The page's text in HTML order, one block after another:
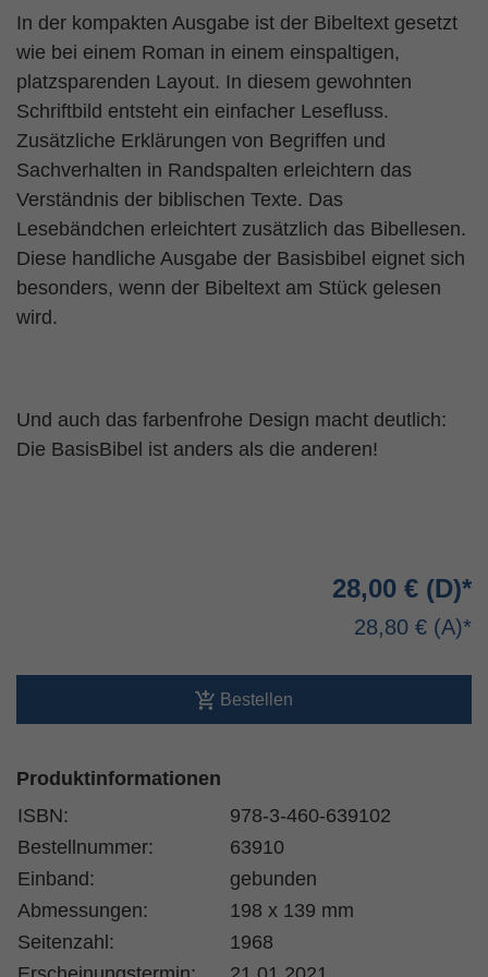
In der kompakten Ausgabe ist der Bibeltext gesetzt
wie bei einem Roman in einem einspaltigen,
platzsparenden Layout. In diesem gewohnten
Schriftbild entsteht ein einfacher Lesefluss.
Zusätzliche Erklärungen von Begriffen und
Sachverhalten in Randspalten erleichtern das
Verständnis der biblischen Texte. Das
Lesebändchen erleichtert zusätzlich das Bibellesen.
Diese handliche Ausgabe der Basisbibel eignet sich
besonders, wenn der Bibeltext am Stück gelesen
wird.
Und auch das farbenfrohe Design macht deutlich:
Die BasisBibel ist anders als die anderen!
28,00 €
28,80 €
Bestellen
Produktinformationen
ISBN:
978-3-460-639102
Bestellnummer:
63910
Einband:
gebunden
Abmessungen:
198 x 139 mm
Seitenzahl:
1968